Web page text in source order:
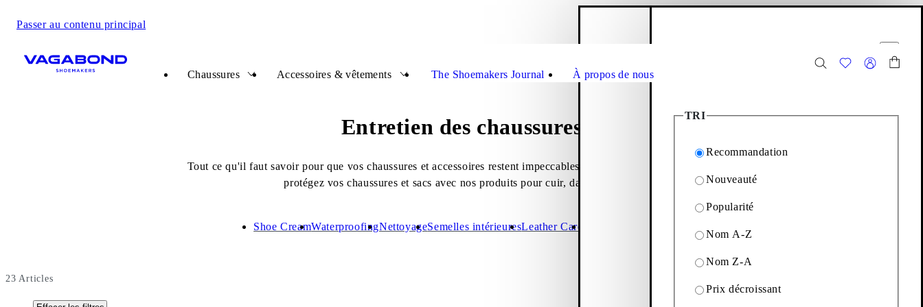
Passer au contenu principal
Chaussures
Accessoires & vêtements The Shoemakers Journal À propos de nous
Entretien des chaussures
Tout ce qu'il faut savoir pour que vos chaussures et accessoires restent impeccables, saison après saison. Nettoyez et
protégez vos chaussures et sacs avec nos produits pour cuir, daim et textile.
Shoe CreamWaterproofingNettoyageSemelles intérieuresLeather Care
23 Articles
TRI
Recommandation
Nouveauté
Popularité
Nom A-Z
Nom Z-A
Prix décroissant
23Articles